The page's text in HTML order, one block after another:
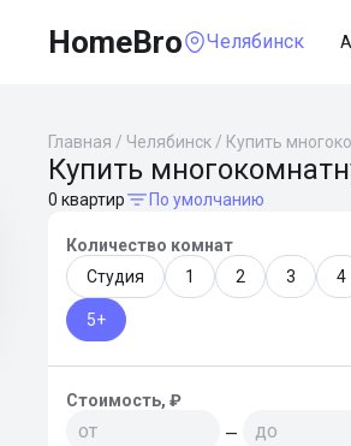
HomeBro Челябинск
Главная / Челябинск / Купить
Купить
0 квартир По умолчанию
Количество комнат
Студия
1 2 3 4
5+
Стоимость, ₽
—